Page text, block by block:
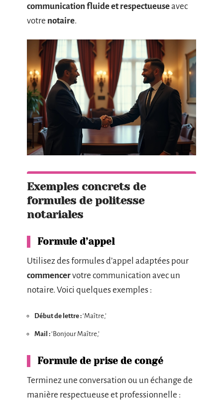
communication fluide et respectueuseavec
votre notaire.
Exemples concrets de
formules de politesse
notariales
Formule d’appel
Utilisez des formules d’appel adaptées pour
commencervotre communication avec un
notaire. Voici quelques exemples :
Début de lettre :‘Maître,’
Mail :‘Bonjour Maître,’
Formule de prise de congé
Terminez une conversation ou un échange de
manière respectueuse et professionnelle :